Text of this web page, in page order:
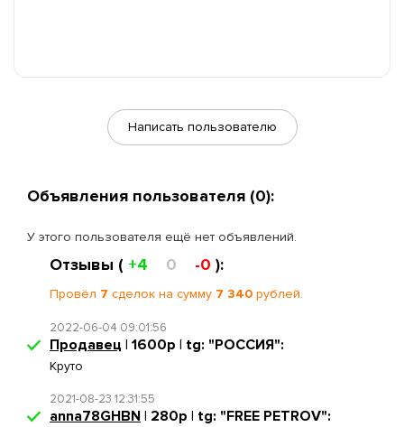
Написать пользователю
Объявления пользователя (0):
У этого пользователя ещё нет объявлений.
Отзывы ( +4 0 -0 ):
Провёл 7 сделок на сумму 7 340 рублей.
2022-06-04 09:01:56
Продавeц | 1600р | tg: "РОССИЯ":
Круто
2021-08-23 12:31:55
anna78GHBN | 280р | tg: "FREE PETROV":